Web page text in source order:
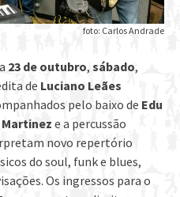
foto: Carlos Andrade
23 de outubro, sábado,
de Luciano Leães
pelo baixo de Edu
e a percussão
novo repertório
do soul, funk e blues,
Os ingressos para o